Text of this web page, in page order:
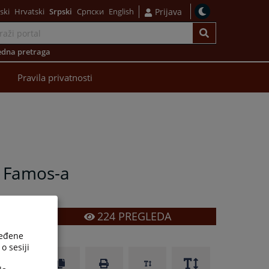
Hrvatski Srpski Српски English Prijava
pretraga
Pravila privatnosti
a
224PREGLEDA
sesiji